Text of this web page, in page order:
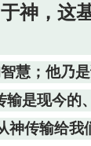
神，这
慧；他乃
是现今的
传输给我